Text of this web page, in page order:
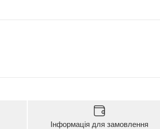
Інформація для замовлення